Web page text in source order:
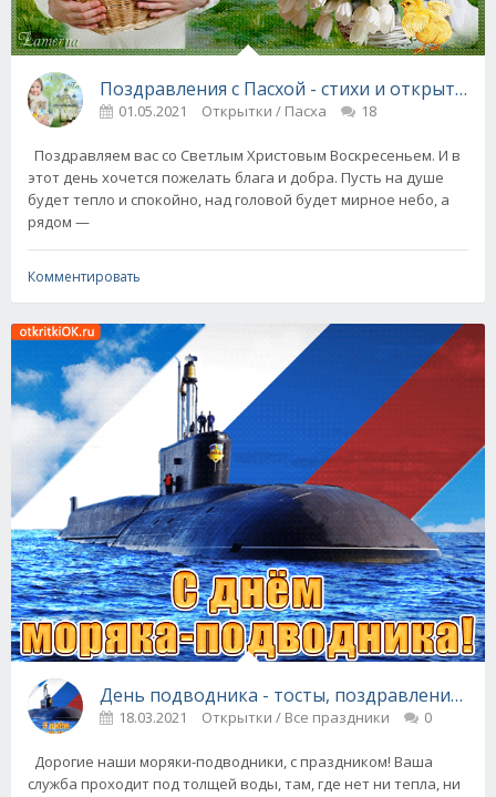
Поздравления с Пасхой - стихи и открытки
01.05.2021 Открытки / Пасха 18
Поздравляем вас со Светлым Христовым Воскресеньем. И в
этот день хочется пожелать блага и добра. Пусть на душе
будет тепло и спокойно, над головой будет мирное небо, а
рядом —
Комментировать
День подводника - тосты, поздравления и
18.03.2021 Открытки / Все праздники 0
Дорогие наши моряки-подводники, с праздником! Ваша
служба проходит под толщей воды, там, где нет ни тепла, ни